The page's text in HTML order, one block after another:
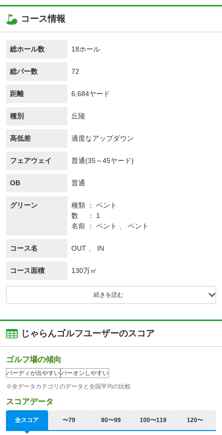
コース情報
総ホール数 18ホール
総パー数 72
距離 6,684ヤード
種別 丘陵
高低差 適度なアップダウン
フェアウェイ 普通(35～45ヤード)
OB 普通
グリーン 種類
ベント
数
1
名前
ベント 、 ベント
コース名 OUT 、 IN
コース面積 130万㎡
続きを読む
じゃらんゴルフユーザーのスコア
ゴルフ場の傾向
バーディが出やすいパーオンしやすい
※全データカテゴリのデータと全国平均の比較
スコアデータ
全スコア 〜79 80〜99 100〜119 120〜